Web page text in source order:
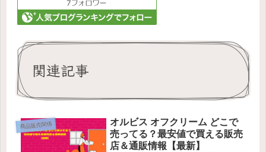
関連記事
商品販売関係
オルビス オフクリーム どこで
売ってる？最安値で買える販売
店＆通販情報【最新】